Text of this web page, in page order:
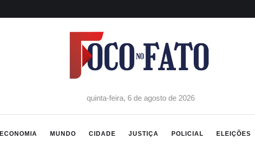
quinta-feira, 6 de agosto de 2026
ECONOMIA MUNDO CIDADE JUSTIÇA POLICIAL ELEIÇÕES